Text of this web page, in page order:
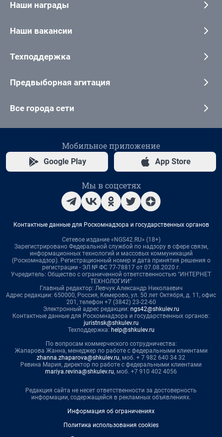
Наши награды
Наши вакансии
Техподдержка
Предвыборная агитация
Все города сети
Мобильное приложение
Google Play App Store
Мы в соцсетях
Контактные данные для Роскомнадзора и государственных органов
Сетевое издание «NGS42.RU» (18+)
Зарегистрировано Федеральной службой по надзору в сфере связи,
информационных технологий и массовых коммуникаций
(Роскомнадзор). Регистрационный номер и дата принятия решения о
регистрации - ЭЛ № ФС 77-78817 от 07.08.2020 г.
Учредитель: Общество с ограниченной ответственностью "ИНТЕРНЕТ
ТЕХНОЛОГИИ"
Главный редактор: Левчук Александр Николаевич
Адрес редакции: 650000, Россия, Кемерово, ул. 50 лет Октября, д. 11, офис
201, телефон +7 (3842) 23-22-60
Электронный адрес редакции: ngs42@shkulev.ru
Контактные данные для Роскомнадзора и государственных органов:
juristnsk@shkulev.ru
Техподдержка: help@shkulev.ru
По вопросам коммерческого сотрудничества:
Жапарова Жанна, менеджер по работе с федеральными клиентами
zhanna.zhaparova@shkulev.ru, моб. + 7 982 640 34 32
Ревина Мария, директор по работе с федеральными клиентами
mariya.revina@shkulev.ru, моб. +7 910 402 4056
Редакция сайта не несет ответственности за достоверность
информации, содержащейся в рекламных объявлениях.
Информация об ограничениях
Политика использования cookies